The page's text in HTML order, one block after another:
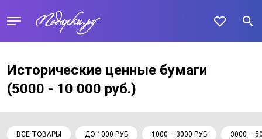
Исторические ценные бумаги
(5000 - 10 000 руб.)
ВСЕ ТОВАРЫ ДО 1000 РУБ 1000 – 3000 РУБ 3000 –